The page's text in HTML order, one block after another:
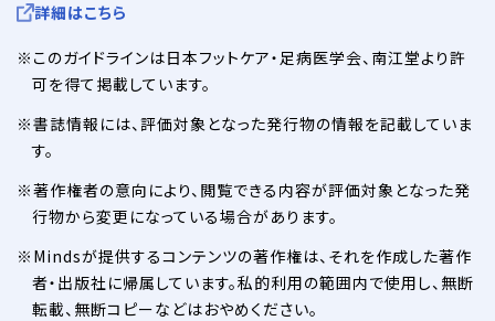
詳細はこちら
このガイドラインは日本フットケア・足病医学会、南江堂より許
可を得て掲載しています。
書誌情報には、評価対象となった発行物の情報を記載していま
す。
著作権者の意向により、閲覧できる内容が評価対象となった発
行物から変更になっている場合があります。
Mindsが提供するコンテンツの著作権は、それを作成した著作
者・出版社に帰属しています。私的利用の範囲内で使用し、無断
転載、無断コピーなどはおやめください。